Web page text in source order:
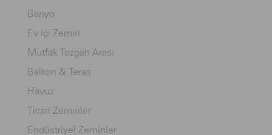
Banyo
Ev içi Zemin
Mutfak Tezgah Arası
Balkon & Teras
Havuz
Ticari Zeminler
Endüstriyel Zeminler